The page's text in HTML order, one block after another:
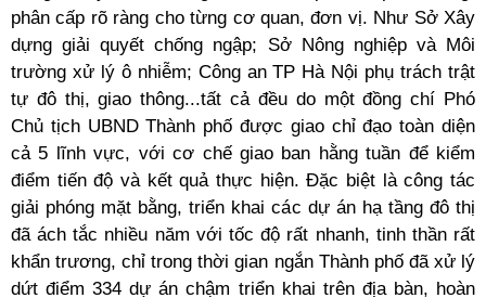
phân cấp rõ ràng cho từng cơ quan, đơn vị. Như Sở Xây
dựng giải quyết chống ngập; Sở Nông nghiệp và Môi
trường xử lý ô nhiễm; Công an TP Hà Nội phụ trách trật
tự đô thị, giao thông...tất cả đều do một đồng chí Phó
Chủ tịch UBND Thành phố được giao chỉ đạo toàn diện
cả 5 lĩnh vực, với cơ chế giao ban hằng tuần để kiểm
điểm tiến độ và kết quả thực hiện. Đặc biệt là công tác
giải phóng mặt bằng, triển khai các dự án hạ tầng đô thị
đã ách tắc nhiều năm với tốc độ rất nhanh, tinh thần rất
khẩn trương, chỉ trong thời gian ngắn Thành phố đã xử lý
dứt điểm 334 dự án chậm triển khai trên địa bàn, hoàn